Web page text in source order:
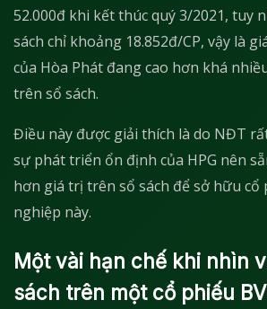
52.000đ khi kết thúc quý 3/2021, tuy
sách chỉ khoảng 18.852đ/CP, vậy là
của Hòa Phát đang cao hơn khá
trên sổ sách.
Điều này được giải thích là do NĐT
sự phát triển ổn định của HPG nên
hơn giá trị trên sổ sách để sở hữu cổ
nghiệp này.
Một vài hạn chế khi nhìn
sách trên một cổ phiếu